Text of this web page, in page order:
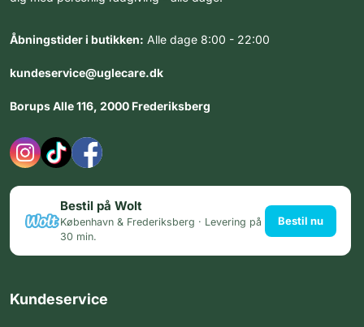
Åbningstider i butikken: Alle dage 8:00 - 22:00
kundeservice@uglecare.dk
Borups Alle 116, 2000 Frederiksberg
Bestil på Wolt
København & Frederiksberg · Levering på
30 min.
Bestil nu
Kundeservice